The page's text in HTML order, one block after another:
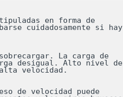
en forma de
cuidadosamente si hay
La carga de
desigual. Alto nivel de
velocidad.
de velocidad puede